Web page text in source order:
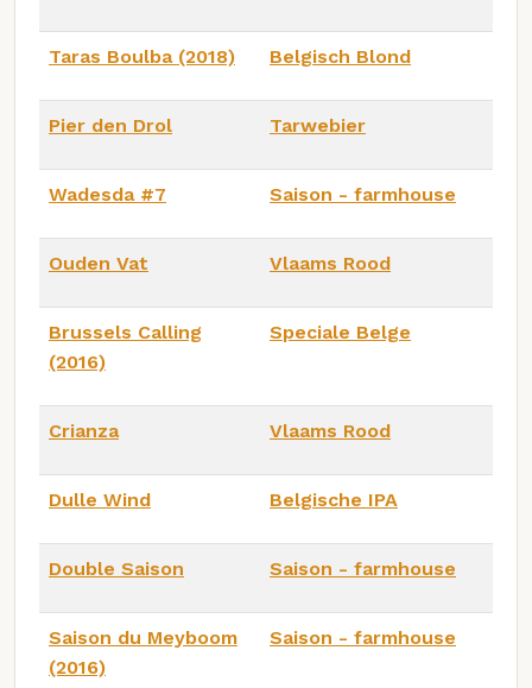
Taras Boulba (2018) Belgisch Blond
Pier den Drol Tarwebier
Wadesda #7 Saison - farmhouse
Ouden Vat Vlaams Rood
Brussels Calling
(2016)
Speciale Belge
Crianza Vlaams Rood
Dulle Wind Belgische IPA
Double Saison Saison - farmhouse
Saison du Meyboom
(2016)
Saison - farmhouse